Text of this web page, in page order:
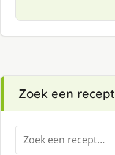
Zoek een recept
Zoeken
naar: